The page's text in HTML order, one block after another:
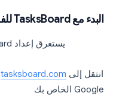
البدء مع TasksBoard للفرق
يستغرق إعداد TasksBoard لفريقك أقل من خمس دقائق:
انتقل إلى tasksboard.com
Google الخاص بك